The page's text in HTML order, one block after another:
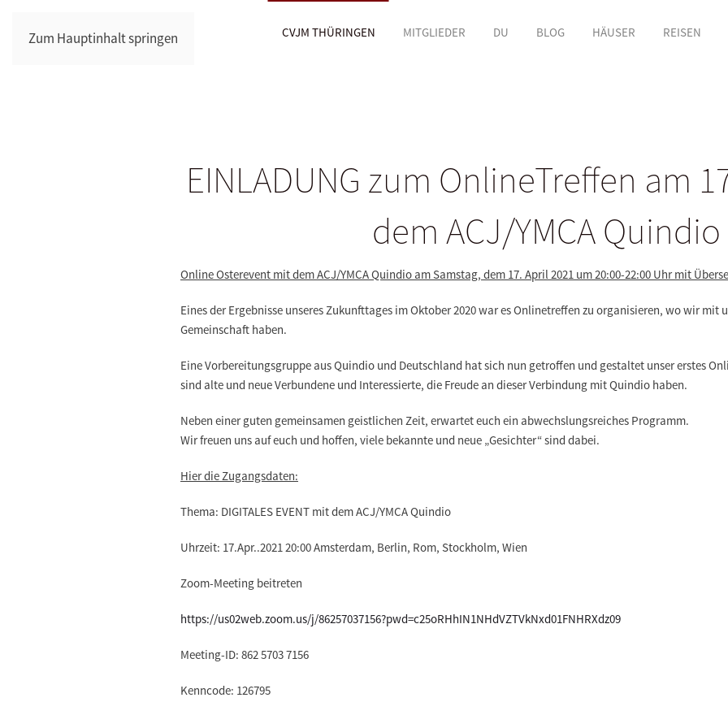
Zum Hauptinhalt springen CVJM THÜRINGEN MITGLIEDER DU BLOG HÄUSER REISEN
EINLADUNG zum OnlineTreffen am
dem ACJ/YMCA Quindio
Online Osterevent mit dem ACJ/YMCA Quindio am Samstag, dem 17. April 2021 um 20:00-22:00 Uhr mit
Eines derErgebnisse unseres Zukunfttages im Oktober 2020 war esOnlinetreffen zu organisieren, wo wir mit
Gemeinschaft haben.
Eine Vorbereitungsgruppe aus Quindio und Deutschland hat sich nun getroffen und gestaltet unser erstes
sind alte und neue Verbundene und Interessierte, die Freude an dieser Verbindung mit Quindio haben.
Neben einer guten gemeinsamen geistlichen Zeit, erwartet euch ein abwechslungsreiches Programm.
Wir freuen uns auf euch und hoffen, viele bekannte und neue „Gesichter“ sind dabei.
Hier die Zugangsdaten:
Thema: DIGITALES EVENT mit dem ACJ/YMCA Quindio
Uhrzeit: 17.Apr..2021 20:00 Amsterdam, Berlin, Rom, Stockholm, Wien
Zoom-Meeting beitreten
https://us02web.zoom.us/j/86257037156?pwd=c25oRHhIN1NHdVZTVkNxd01FNHRXdz09
Meeting-ID: 862 5703 7156
Kenncode: 126795